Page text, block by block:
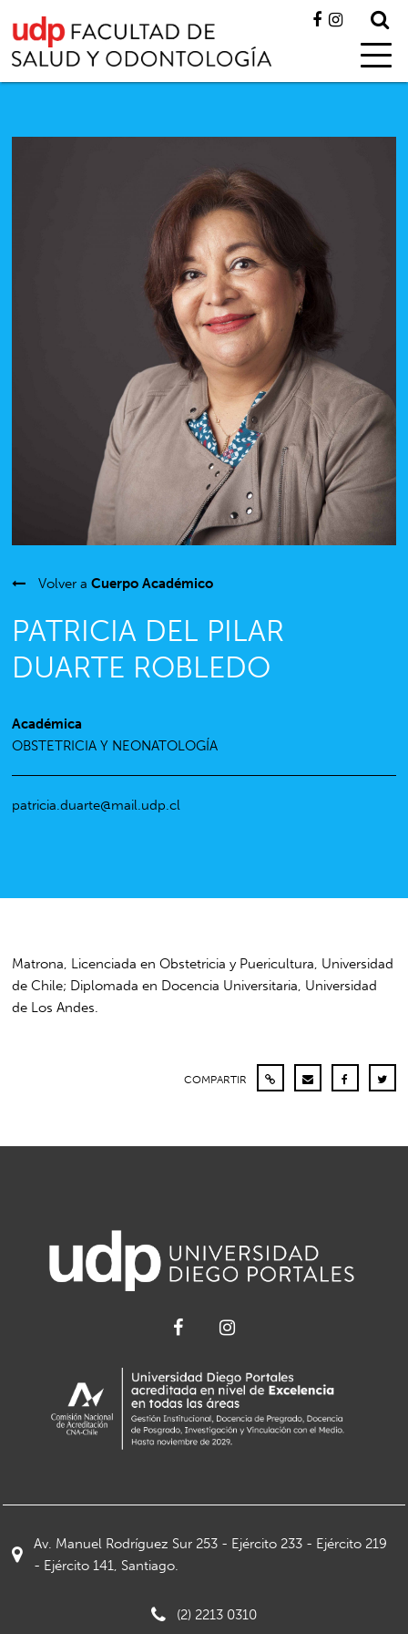
Volver aCuerpo Académico
PATRICIA DEL PILAR
DUARTE ROBLEDO
Académica
OBSTETRICIA Y NEONATOLOGÍA
patricia.duarte@mail.udp.cl
Matrona, Licenciada en Obstetricia y Puericultura, Universidad
de Chile; Diplomada en Docencia Universitaria, Universidad
de Los Andes.
COMPARTIR
Av. Manuel Rodríguez Sur 253 - Ejército 233 - Ejército 219
- Ejército 141, Santiago.
(2) 2213 0310